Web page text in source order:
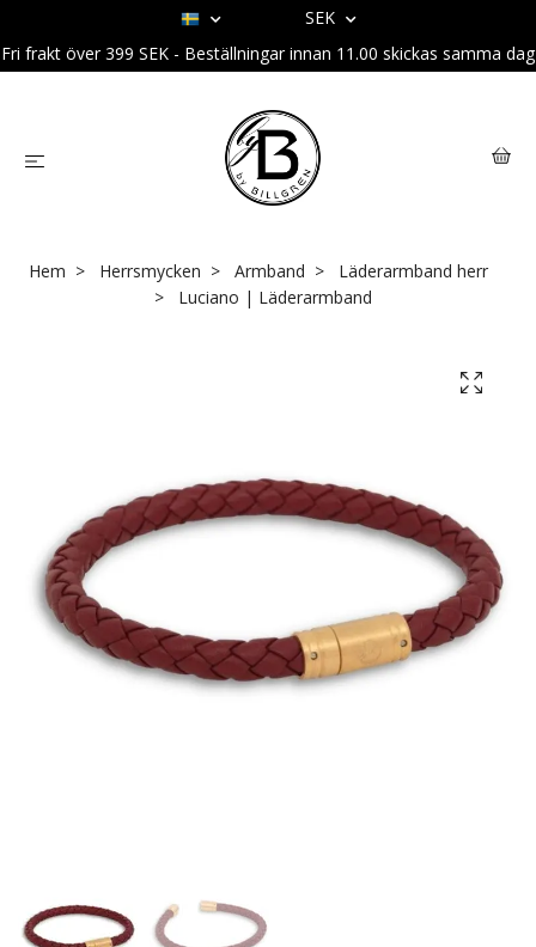
SEK
Fri frakt över 399 SEK - Beställningar innan 11.00 skickas samma dag
Hem Herrsmycken Armband
Läderarmband herr
Luciano | Läderarmband